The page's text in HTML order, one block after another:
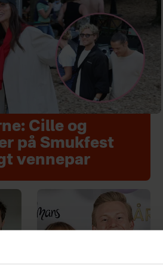
Cille og
på Smukfest
vennepar